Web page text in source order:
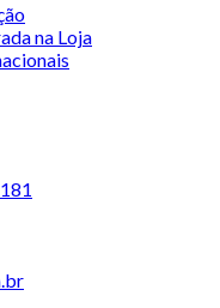
na Loja